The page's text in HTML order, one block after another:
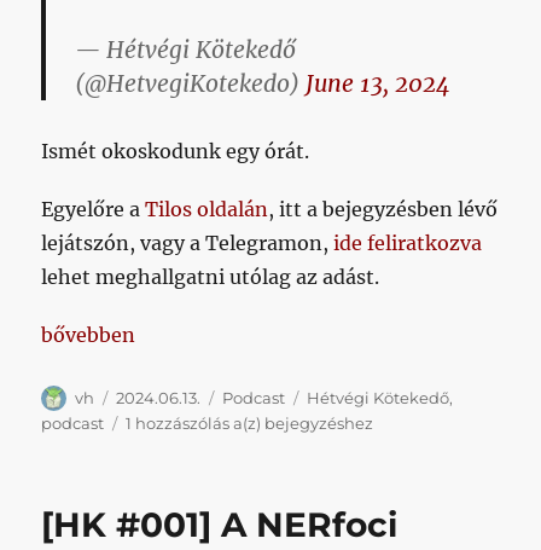
— Hétvégi Kötekedő
(@HetvegiKotekedo) June 13, 2024
Ismét okoskodunk egy órát.
Egyelőre aTilos oldalán , itt a bejegyzésben lévő
lejátszón, vagy a Telegramon,ide feliratkozva
lehet meghallgatni utólag az adást.
„[HK #002] A magyar válogatott”
bővebben
Szerző
vh Közzétéve
2024.06.13. Kategória
Podcast Címke
Hétvégi Kötekedő,
podcast
1 hozzászólás a(z) [HK
válogatott
bejegyzéshez
[HK #001] A NERfoci